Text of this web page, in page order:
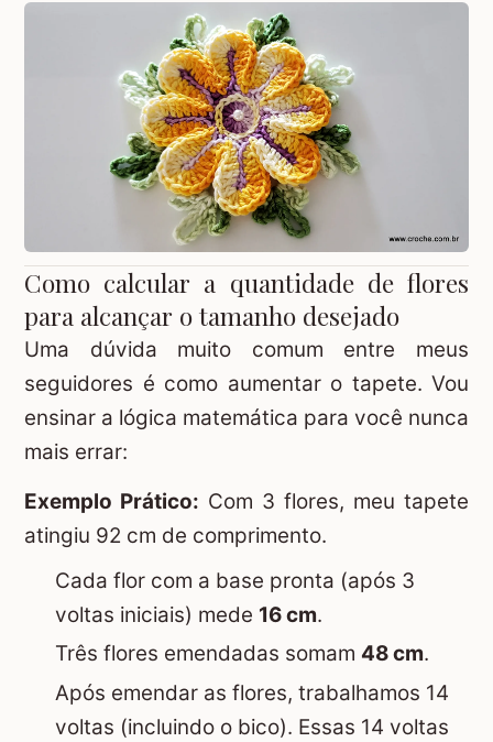
Como calcular a quantidade de flores
para alcançar o tamanho desejado
Uma dúvida muito comum entre meus
seguidores é como aumentar o tapete. Vou
ensinar a lógica matemática para você nunca
mais errar:
Exemplo Prático: Com 3 flores, meu tapete
atingiu 92 cm de comprimento.
Cada flor com a base pronta (após 3
voltas iniciais) mede 16 cm.
Três flores emendadas somam 48 cm.
Após emendar as flores, trabalhamos 14
voltas (incluindo o bico). Essas 14 voltas